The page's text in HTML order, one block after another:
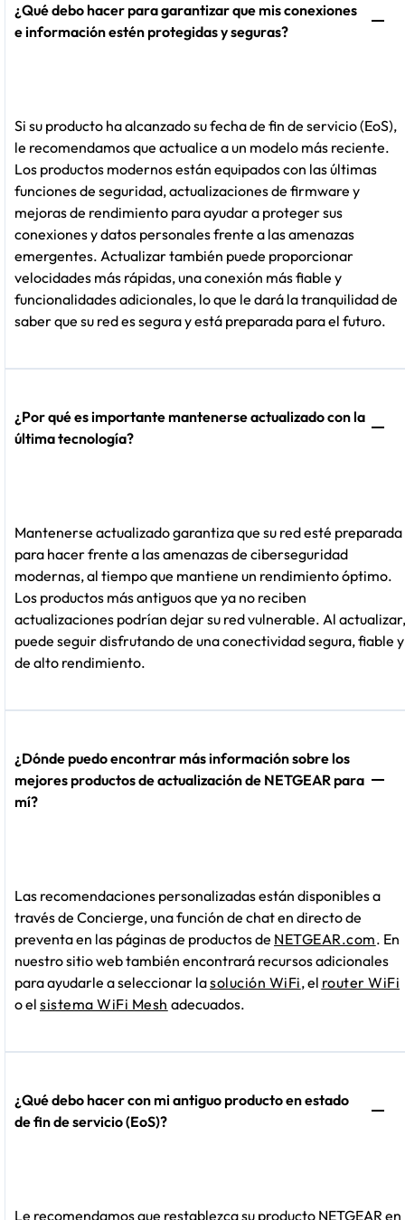
¿Qué debo hacer para garantizar que mis conexiones
e información estén protegidas y seguras?
Si su producto ha alcanzado su fecha de fin de servicio (EoS),
le recomendamos que actualice a un modelo más reciente.
Los productos modernos están equipados con las últimas
funciones de seguridad, actualizaciones de firmware y
mejoras de rendimiento para ayudar a proteger sus
conexiones y datos personales frente a las amenazas
emergentes. Actualizar también puede proporcionar
velocidades más rápidas, una conexión más fiable y
funcionalidades adicionales, lo que le dará la tranquilidad de
saber que su red es segura y está preparada para el futuro.
¿Por qué es importante mantenerse actualizado con la
última tecnología?
Mantenerse actualizado garantiza que su red esté preparada
para hacer frente a las amenazas de ciberseguridad
modernas, al tiempo que mantiene un rendimiento óptimo.
Los productos más antiguos que ya no reciben
actualizaciones podrían dejar su red vulnerable. Al actualizar,
puede seguir disfrutando de una conectividad segura, fiable y
de alto rendimiento.
¿Dónde puedo encontrar más información sobre los
mejores productos de actualización de NETGEAR para
mí?
Las recomendaciones personalizadas están disponibles a
través de Concierge, una función de chat en directo de
preventa en las páginas de productos de NETGEAR.com. En
nuestro sitio web también encontrará recursos adicionales
para ayudarle a seleccionar lasolución WiFi, el router WiFi
o el sistema WiFi Mesh adecuados.
¿Qué debo hacer con mi antiguo producto en estado
de fin de servicio (EoS)?
Le recomendamos que restablezca su producto NETGEAR en